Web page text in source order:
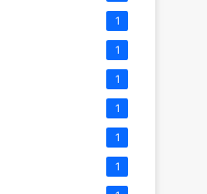
1
1
1
1
1
1